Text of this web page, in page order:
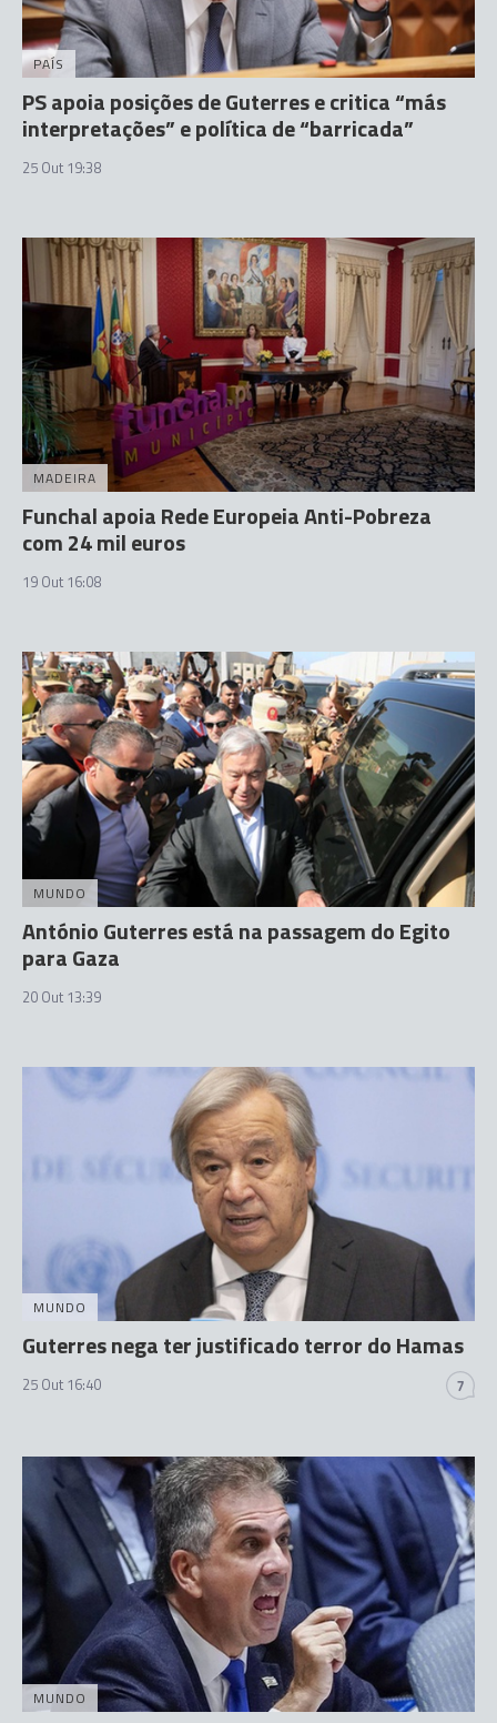
PAÍS
PS apoia posições de Guterres e critica “más
interpretações” e política de “barricada”
25 Out 19:38
MADEIRA
Funchal apoia Rede Europeia Anti-Pobreza
com 24 mil euros
19 Out 16:08
MUNDO
António Guterres está na passagem do Egito
para Gaza
20 Out 13:39
MUNDO
Guterres nega ter justificado terror do Hamas
25 Out 16:40 7
MUNDO